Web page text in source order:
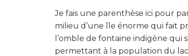
Je fais une parenthèse ici pour
milieu d’une île énorme qui fait
l’omble de fontaine indigène qui
permettant à la population du